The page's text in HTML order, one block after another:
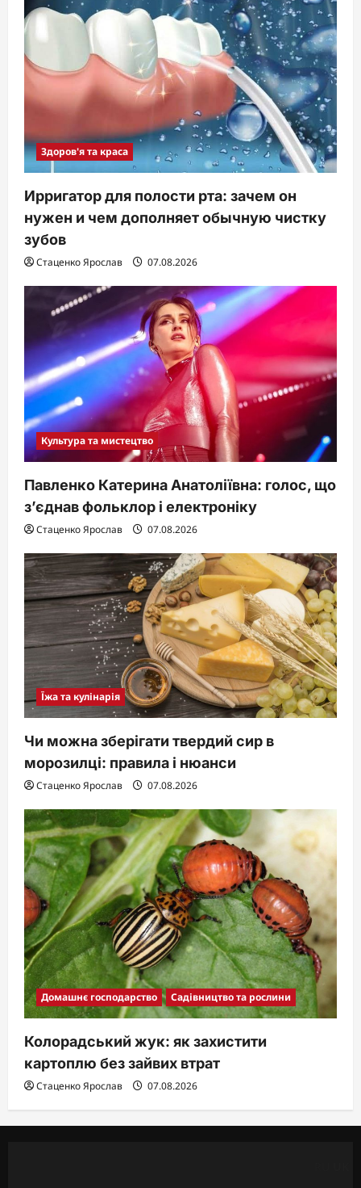
Здоров'я та краса
Ирригатор для полости рта: зачем он
нужен и чем дополняет обычную чистку
зубов
Стаценко Ярослав 07.08.2026
Культура та мистецтво
Павленко Катерина Анатоліївна: голос, що
з’єднав фольклор і електроніку
Стаценко Ярослав 07.08.2026
Їжа та кулінарія
Чи можна зберігати твердий сир в
морозилці: правила і нюанси
Стаценко Ярослав 07.08.2026
Домашнє господарство Садівництво та рослини
Колорадський жук: як захистити
картоплю без зайвих втрат
Стаценко Ярослав 07.08.2026